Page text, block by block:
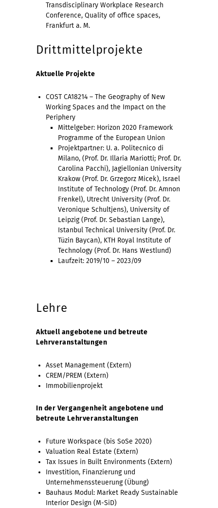
Transdisciplinary Workplace Research
Conference, Quality of office spaces,
Frankfurt a. M.
Drittmittelprojekte
Aktuelle Projekte
COST CA18214 – The Geography of New
Working Spaces and the Impact on the
Periphery
Mittelgeber: Horizon 2020 Framework
Programme of the European Union
Projektpartner: U. a. Politecnico di
Milano, (Prof. Dr. Illaria Mariotti; Prof. Dr.
Carolina Pacchi), Jagiellonian University
Krakow (Prof. Dr. Grzegorz Micek), Israel
Institute of Technology (Prof. Dr. Amnon
Frenkel), Utrecht University (Prof. Dr.
Veronique Schultjens), University of
Leipzig (Prof. Dr. Sebastian Lange),
Istanbul Technical University (Prof. Dr.
Tüzin Baycan), KTH Royal Institute of
Technology (Prof. Dr. Hans Westlund)
Laufzeit: 2019/10 – 2023/09
Lehre
Aktuell angebotene und betreute
Lehrveranstaltungen
Asset Management (Extern)
CREM/PREM (Extern)
Immobilienprojekt
In der Vergangenheit angebotene und
betreute Lehrveranstaltungen
Future Workspace (bis SoSe 2020)
Valuation Real Estate (Extern)
Tax Issues in Built Environments (Extern)
Investition, Finanzierung und
Unternehmenssteuerung (Übung)
Bauhaus Modul: Market Ready Sustainable
Interior Design (M-SiD)